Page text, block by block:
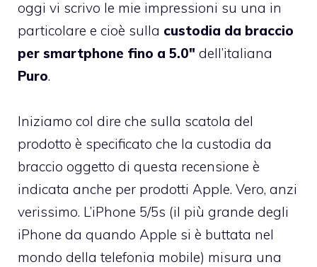
oggi vi scrivo le mie impressioni su una in
particolare e cioè sulla custodia da braccio
per smartphone fino a 5.0″ dell’italiana
Puro.
Iniziamo col dire che sulla scatola del
prodotto è specificato che la custodia da
braccio oggetto di questa recensione è
indicata anche per prodotti Apple. Vero, anzi
verissimo. L’iPhone 5/5s (il più grande degli
iPhone da quando Apple si è buttata nel
mondo della telefonia mobile) misura una